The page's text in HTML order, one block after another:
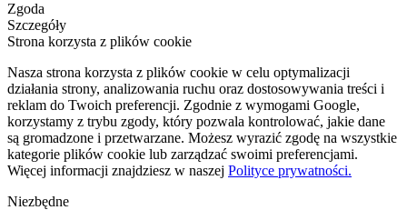
Zgoda
Szczegóły
Strona korzysta z plików cookie
Nasza strona korzysta z plików cookie w celu optymalizacji
działania strony, analizowania ruchu oraz dostosowywania treści i
reklam do Twoich preferencji. Zgodnie z wymogami Google,
korzystamy z trybu zgody, który pozwala kontrolować, jakie dane
są gromadzone i przetwarzane. Możesz wyrazić zgodę na wszystkie
kategorie plików cookie lub zarządzać swoimi preferencjami.
Więcej informacji znajdziesz w naszej Polityce prywatności.
Niezbędne